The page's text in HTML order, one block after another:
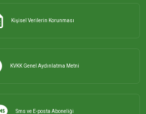
Kişisel Verilerin Korunması
KVKK Genel Aydınlatma Metni
Sms ve E-posta Aboneliği